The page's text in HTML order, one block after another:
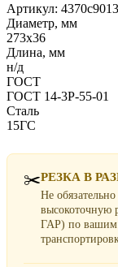
Артикул:
Диаметр, мм
273х36
Длина, мм
н/д
ГОСТ
ГОСТ 14-3Р-55-01
Сталь
15ГС
✂️РЕЗКА В
Не
высокоточную
ГАР) по вашим